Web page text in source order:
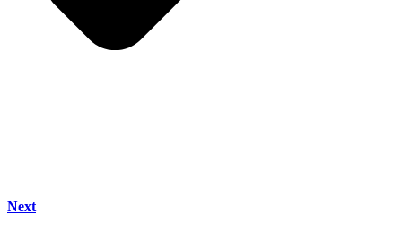
Next